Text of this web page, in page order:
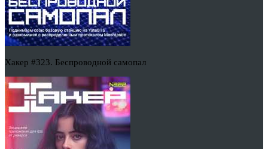
Хакер #323. Беспроводной самопал